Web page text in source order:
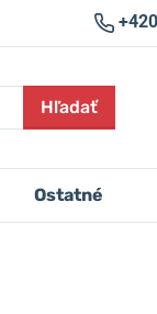
Hľadať
Ostatné